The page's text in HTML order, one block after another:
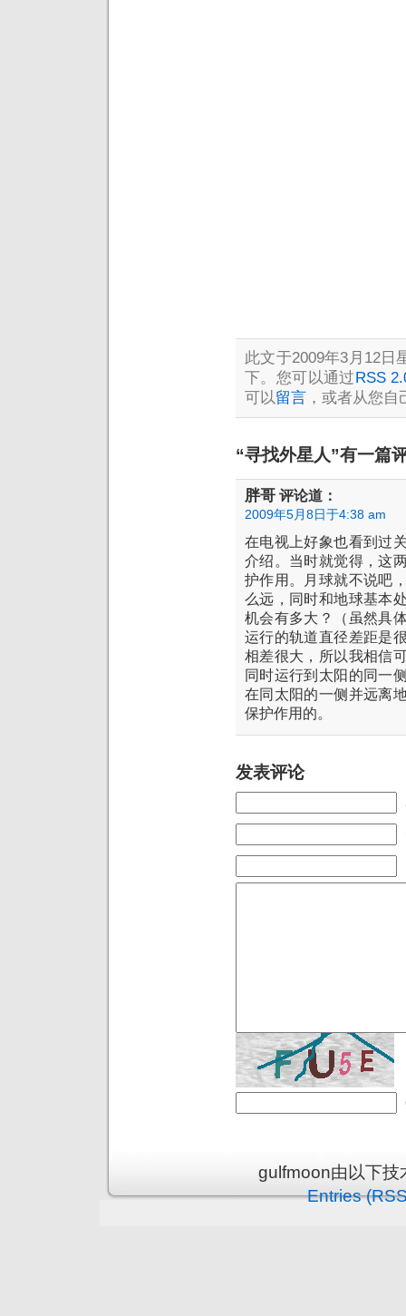
此文于2009年3月12日
下。您可以通过RSS
可以留言 ，或者从您自
“寻找外星人”有一篇
胖哥 评论道：
2009年5月8日于4:38 am
在电视上好象也看到过
介绍。当时就觉得，这
护作用。月球就不说吧
么远，同时和地球基本
机会有多大？（虽然具
运行的轨道直径差距是
相差很大，所以我相信
同时运行到太阳的同一
在同太阳的一侧并远离
保护作用的。
发表评论
gulfmoon由以下
Entries